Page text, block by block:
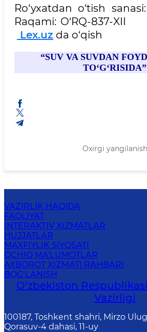
Ro‘yxatdan o‘tish
Raqami:
Lex.uz da o‘qish
“SUV VA SUVDAN
TO‘G‘RISIDA”
Oxirgi yangilanish:
VAZIRLIK HAQIDA
FAOLIYAT
INTERAKTIV XIZMATLAR
HUJJATLAR
MAXFIYLIK SIYOSATI
OCHIQ MA'LUMOTLAR
AXBOROT XIZMATI RAHBARI
BOG‘LANISH
O‘zbekiston
Vazirligi
100187, Toshkent shahri, Mirzo
Qorasuv-4 dahasi, 11-uy